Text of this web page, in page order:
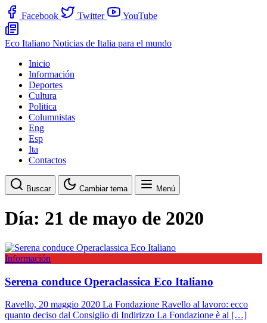
Facebook Twitter YouTube
Eco Italiano Noticias de Italia para el mundo
Inicio
Información
Deportes
Cultura
Politica
Columnistas
Eng
Esp
Ita
Contactos
Buscar Cambiar tema Menú
Día: 21 de mayo de 2020
Información
Serena conduce Operaclassica Eco Italiano
Ravello, 20 maggio 2020 La Fondazione Ravello al lavoro: ecco
quanto deciso dal Consiglio di Indirizzo La Fondazione è al […]